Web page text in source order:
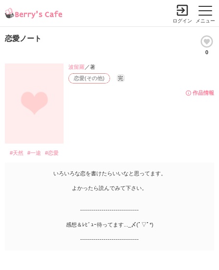
メニュー
ログイン
恋愛ノート
0
作品情報
恋愛(その他) 完
波留羅／著
#天然 #一途 #恋愛
いろいろな恋を書けたらいいなと思ってます。
よかったら読んでみて下さい。
------------------------------
感想＆ﾚﾋﾞｭｰ待ってます..._〆(ﾟ▽ﾟ*)
------------------------------